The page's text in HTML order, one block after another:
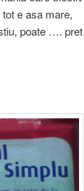
e asa mare,
poate …. pret